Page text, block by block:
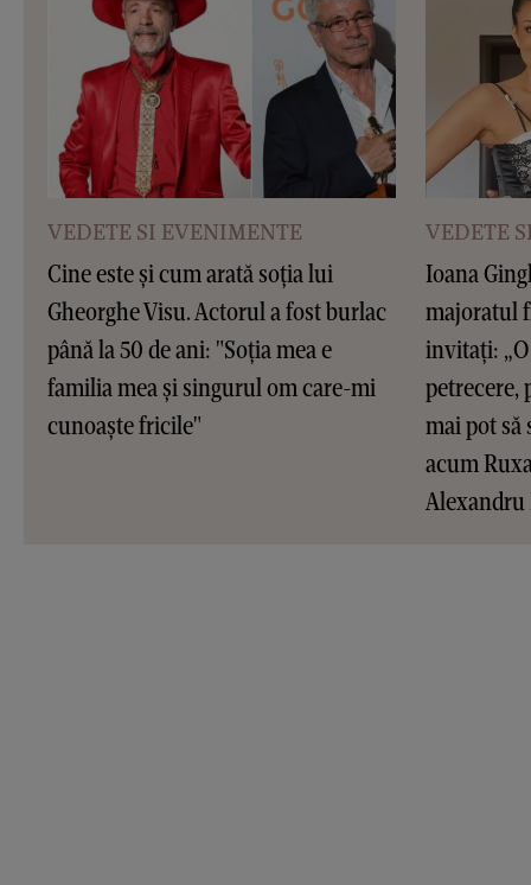
VEDETE SI EVENIMENTE
Cine este și cum arată soția lui
Gheorghe Visu. Actorul a fost burlac
până la 50 de ani: "Soția mea e
familia mea și singurul om care-mi
cunoaște fricile"
VEDETE
Ioana
majoratul
invitați:
petrecere,
mai pot să
acum
Alexandru